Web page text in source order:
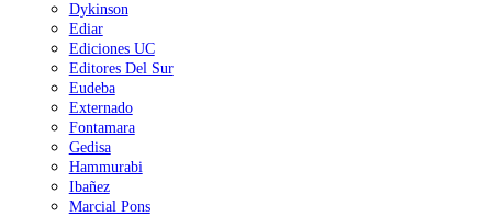
Dykinson
Ediar
Ediciones UC
Editores Del Sur
Eudeba
Externado
Fontamara
Gedisa
Hammurabi
Ibañez
Marcial Pons